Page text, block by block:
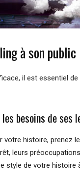
à son public
il est essentiel
besoins de ses
votre histoire, prenez
leurs
style de votre histoire